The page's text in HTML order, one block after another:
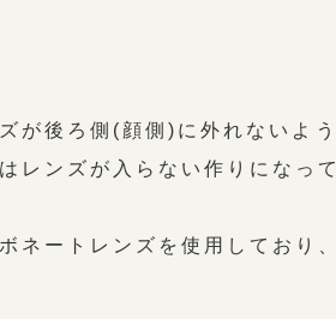
が後ろ側(顔側)に外れないよう
レンズが入らない作りになって
ネートレンズを使用しており、